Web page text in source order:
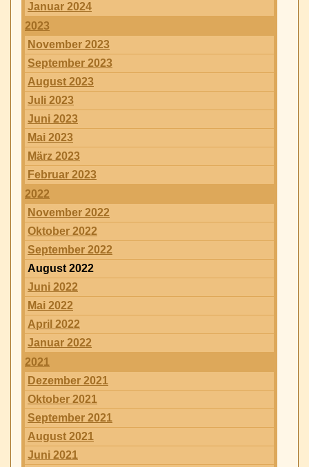
Januar 2024
2023
November 2023
September 2023
August 2023
Juli 2023
Juni 2023
Mai 2023
März 2023
Februar 2023
2022
November 2022
Oktober 2022
September 2022
August 2022
Juni 2022
Mai 2022
April 2022
Januar 2022
2021
Dezember 2021
Oktober 2021
September 2021
August 2021
Juni 2021